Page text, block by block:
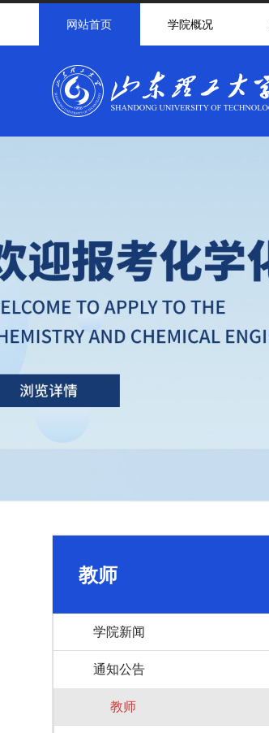
网站首页 学院概况
教师
学院新闻
通知公告
教师